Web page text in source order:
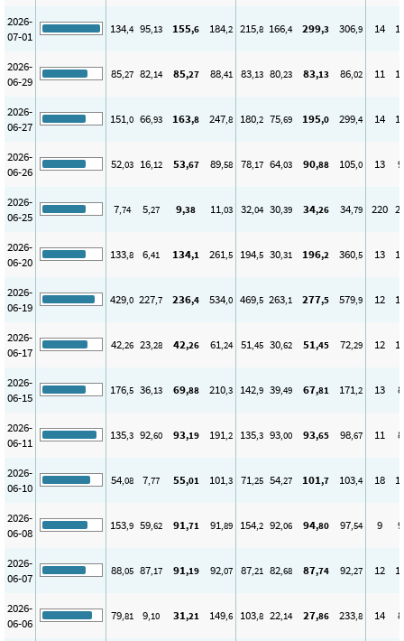
2026-
07-01
134,4 95,13 155,6 184,2 215,8 166,4 299,3 306,9 14
2026-
06-29
85,27 82,14 85,27 88,41 83,13 80,23 83,13 86,02 11
2026-
06-27
151,0 66,93 163,8 247,8 180,2 75,69 195,0 299,4 14
2026-
06-26
52,03 16,12 53,67 89,58 78,17 64,03 90,88 105,0 13 9
2026-
06-25
7,74 5,27 9,38 11,03 32,04 30,39 34,26 34,79 220
2026-
06-20
133,8 6,41 134,1 261,5 194,5 30,31 196,2 360,5 13
2026-
06-19
429,0 227,7 236,4 534,0 469,5 263,1 277,5 579,9 12
2026-
06-17
42,26 23,28 42,26 61,24 51,45 30,62 51,45 72,29 12
2026-
06-15
176,5 36,13 69,88 210,3 142,9 39,49 67,81 171,2 13 8
2026-
06-11
135,3 92,60 93,19 191,2 135,3 93,00 93,65 98,67 11 8
2026-
06-10
54,08 7,77 55,01 101,3 71,25 54,27 101,7 103,4 18
2026-
06-08
153,9 59,62 91,71 91,89 154,2 92,06 94,80 97,54 9 9
2026-
06-07
88,05 87,17 91,19 92,07 87,21 82,68 87,74 92,27 12
2026-
06-06
79,81 9,10 31,21 149,6 103,8 22,14 27,86 233,8 14 8